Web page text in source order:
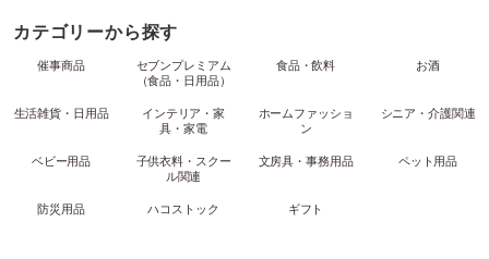
カテゴリーから探す
催事商品
セブンプレミアム
（食品・日用品）
食品・飲料 お酒
生活雑貨・日用品
インテリア・家
具・家電
ホームファッショ
ン
シニア・介護関連
ベビー用品
子供衣料・スクー
ル関連
文房具・事務用品 ペット用品
防災用品 ハコストック ギフト